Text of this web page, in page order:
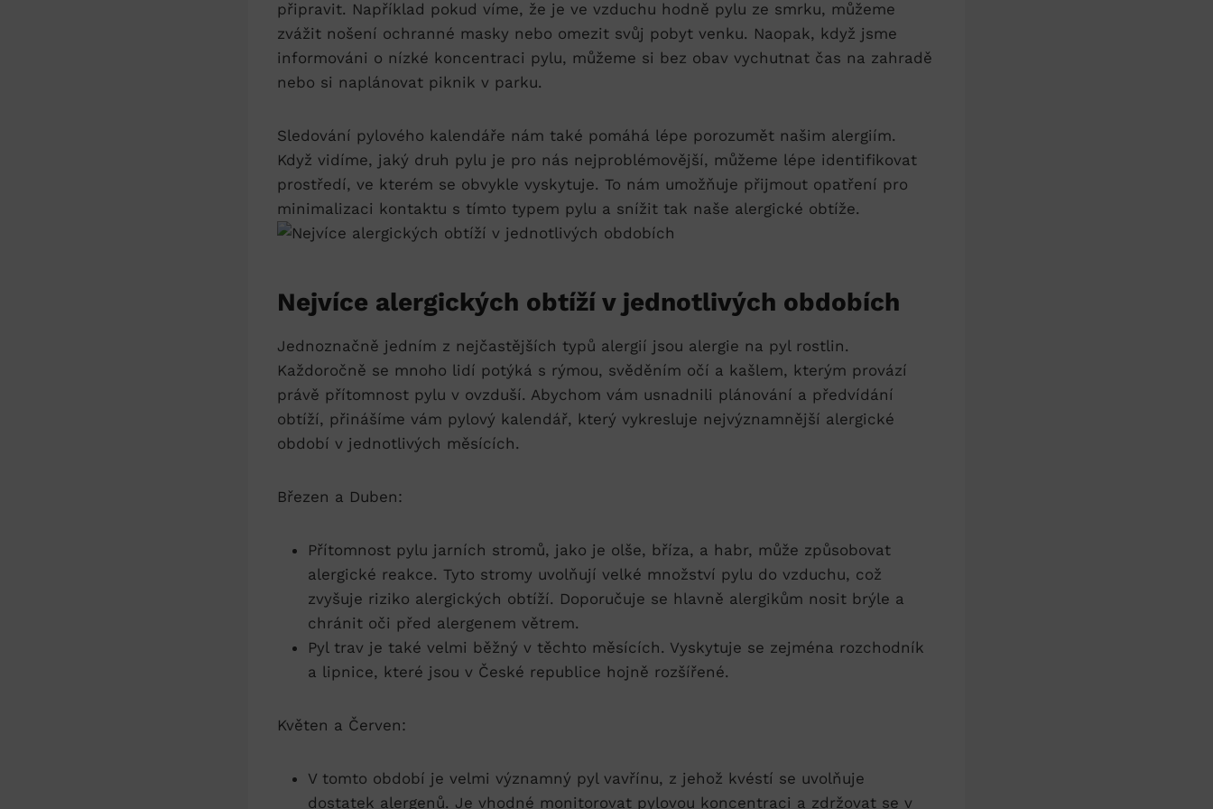
připravit. Například pokud víme, že je ve vzduchu hodně pylu ze smrku, můžeme
zvážit nošení ochranné masky nebo omezit svůj pobyt venku. Naopak, když jsme
informováni o nízké koncentraci pylu, můžeme si bez obav vychutnat čas na zahradě
nebo si naplánovat piknik v parku.
Sledování pylového kalendáře nám také pomáhá lépe porozumět našim alergiím.
Když vidíme, jaký druh pylu je pro nás nejproblémovější, můžeme lépe identifikovat
prostředí, ve kterém se obvykle vyskytuje. To nám umožňuje přijmout opatření pro
minimalizaci kontaktu s tímto typem pylu a snížit tak naše alergické obtíže.
Nejvíce alergických obtíží v jednotlivých obdobích
Jednoznačně jedním z nejčastějších typů alergií jsou alergie na pyl rostlin.
Každoročně se mnoho lidí potýká s rýmou, svěděním očí a kašlem, kterým provází
právě přítomnost pylu v ovzduší. Abychom vám usnadnili plánování a předvídání
obtíží, přinášíme vám pylový kalendář, který vykresluje nejvýznamnější alergické
období v jednotlivých měsících.
Březen a Duben:
Přítomnost pylu jarních stromů, jako je olše, bříza, a habr, může způsobovat
alergické reakce. Tyto stromy uvolňují velké množství pylu do vzduchu, což
zvyšuje riziko alergických obtíží. Doporučuje se hlavně alergikům nosit brýle a
chránit oči před alergenem větrem.
Pyl trav je také velmi běžný v těchto měsících. Vyskytuje se zejména rozchodník
a lipnice, které jsou v České republice hojně rozšířené.
Květen a Červen:
V tomto období je velmi významný pyl vavřínu, z jehož kvéstí se uvolňuje
dostatek alergenů. Je vhodné monitorovat pylovou koncentraci a zdržovat se v